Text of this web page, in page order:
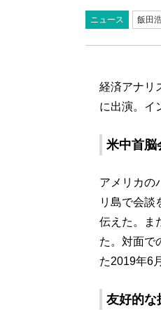
ニュース 飯田
経済アナリ
に出演。イ
米中首脳
アメリカの
リ島で会談
伝えた。ま
た。対面で
た2019年6
友好的な